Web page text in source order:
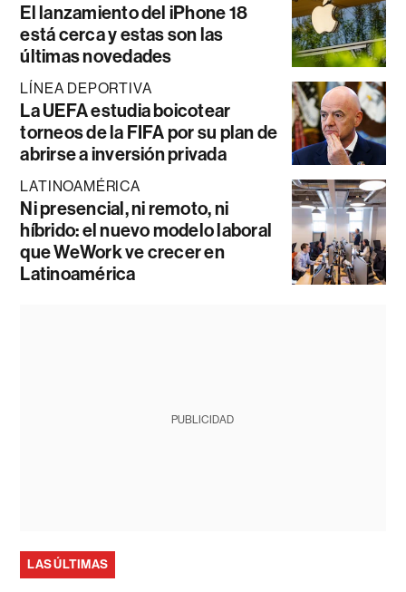
El lanzamiento del iPhone 18
está cerca y estas son las
últimas novedades
LÍNEA DEPORTIVA
La UEFA estudia boicotear
torneos de la FIFA por su plan de
abrirse a inversión privada
LATINOAMÉRICA
Ni presencial, ni remoto, ni
híbrido: el nuevo modelo laboral
que WeWork ve crecer en
Latinoamérica
PUBLICIDAD
LAS ÚLTIMAS